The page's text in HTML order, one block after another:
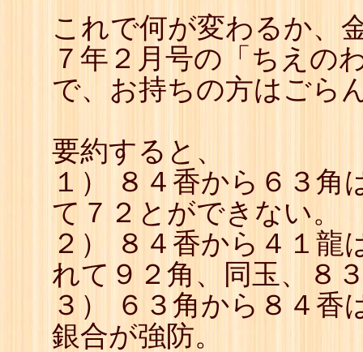
これで何が変わるか、
７年２月号の「ちえの
で、お持ちの方はごら
要約すると、
１） ８４香から６３角
て７２とができない。
２） ８４香から４１龍
れて９２角、同玉、８
３） ６３角から８４香
銀合が強防。